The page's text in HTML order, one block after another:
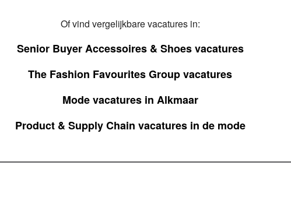
Of vind vergelijkbare vacatures in:
Senior Buyer Accessoires & Shoes vacatures
The Fashion Favourites Group vacatures
Mode vacatures in Alkmaar
Product & Supply Chain vacatures in de mode